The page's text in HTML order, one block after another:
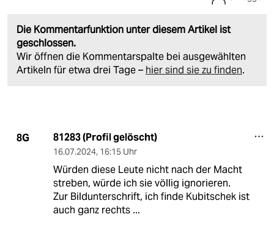
Die Kommentarfunktion unter diesem Artikel ist
geschlossen.
Wir öffnen die Kommentarspalte bei ausgewählten
Artikeln für etwa drei Tage – hier sind sie zu finden.
8G 81283 (Profil gelöscht)
16.07.2024, 16:15 Uhr
Würden diese Leute nicht nach der Macht
streben, würde ich sie völlig ignorieren.
Zur Bildunterschrift, ich finde Kubitschek ist
auch ganz rechts ...